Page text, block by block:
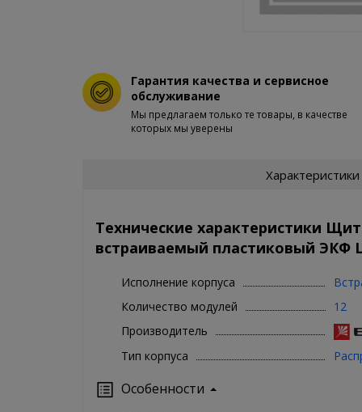
Гарантия качества и сервисное
обслуживание
Мы предлагаем только те товары, в качестве
которых мы уверены
Характеристики
Технические характеристики
встраиваемый пластиковый ЭКФ
Исполнение корпуса
Количество модулей
12
Производитель
Тип корпуса
Особенности